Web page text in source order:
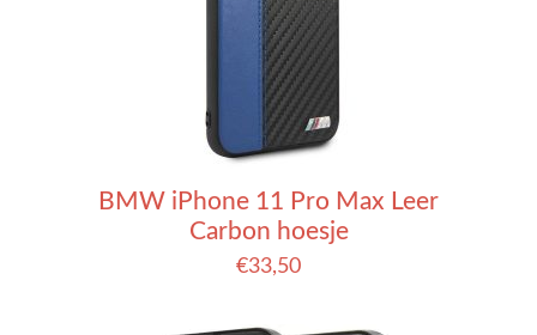
BMW iPhone 11 Pro Max Leer
Carbon hoesje
€33,50